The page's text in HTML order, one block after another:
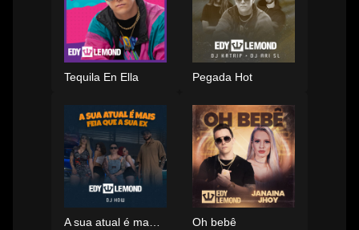
Tequila En Ella Pegada Hot
Oh bebê